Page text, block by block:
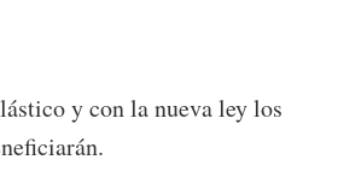
y con la nueva ley los